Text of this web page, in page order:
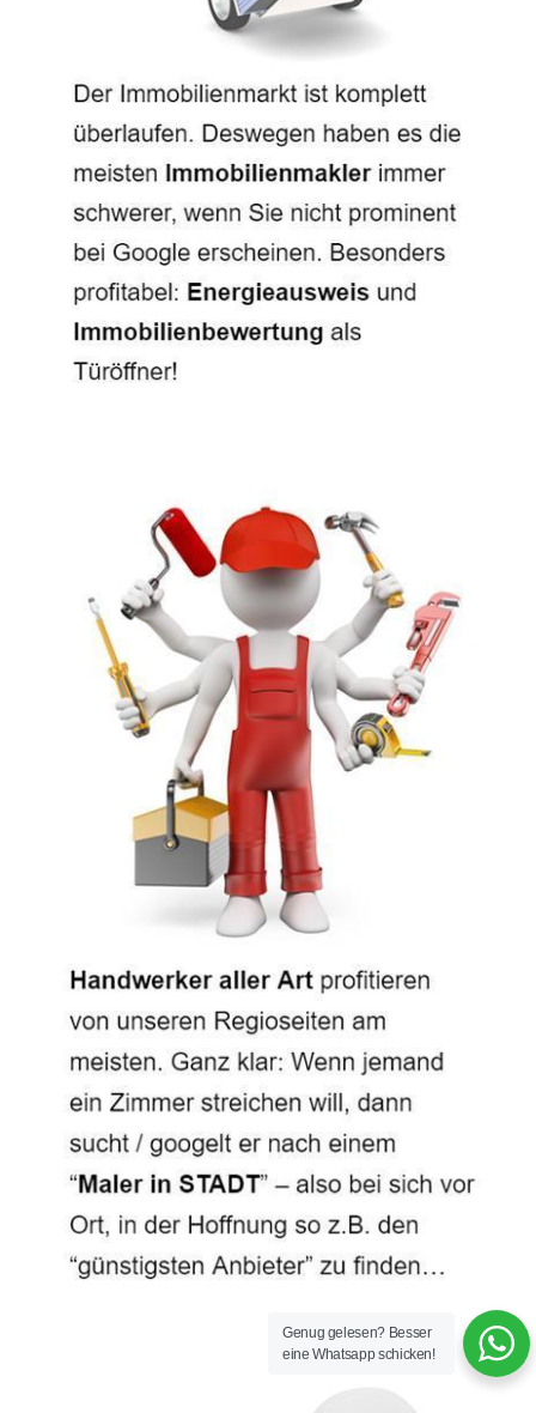
Genug gelesen? Besser
eine Whatsapp schicken!